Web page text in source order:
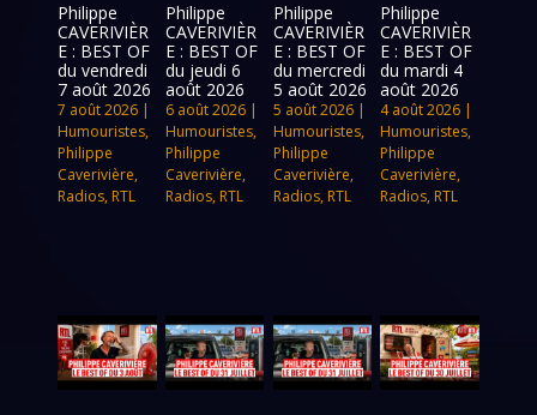
Philippe
CAVERIVIÈR
E : BEST OF
du vendredi
7 août 2026
7 août 2026 |
Humouristes,
Philippe
Caverivière,
Radios, RTL
Philippe
CAVERIVIÈR
E : BEST OF
du jeudi 6
août 2026
6 août 2026|
Humouristes,
Philippe
Caverivière,
Radios, RTL
Philippe
CAVERIVIÈR
E : BEST OF
du mercredi
5 août 2026
5 août 2026|
Humouristes,
Philippe
Caverivière,
Radios, RTL
Philippe
CAVERIVIÈR
E : BEST OF
du mardi 4
août 2026
4 août 2026 |
Humouristes,
Philippe
Caverivière,
Radios, RTL